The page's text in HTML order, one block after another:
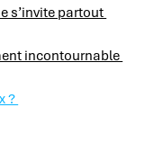
s’invite partout
incontournable
?